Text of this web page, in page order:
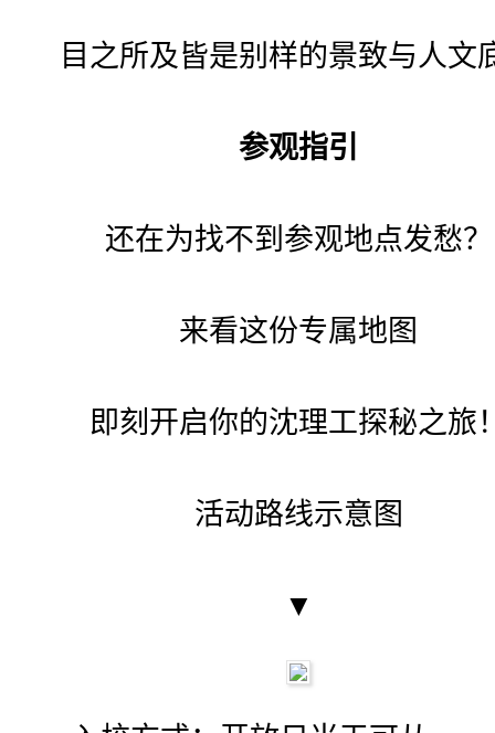
目之所及皆是别样的景致与人文
参观指引
还在为找不到参观地点发愁？
来看这份专属地图
即刻开启你的沈理工探秘之旅
活动路线示意图
▼